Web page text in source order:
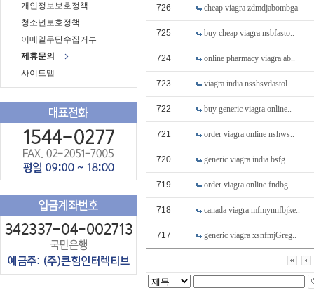
개인정보보호정책
청소년보호정책
이메일무단수집거부
제휴문의
사이트맵
726 cheap viagra zdmdjabombga
725 buy cheap viagra nsbfasto..
724 online pharmacy viagra ab..
723 viagra india nsshsvdastol..
722 buy generic viagra online..
721 order viagra online nshws..
720 generic viagra india bsfg..
719 order viagra online fndbg..
718 canada viagra mfmynnfbjke..
717 generic viagra xsnfmjGreg..